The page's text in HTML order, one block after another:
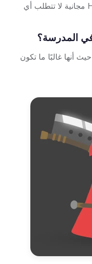
بالطبع! Ragdoll Hit هي لعبة HTML5 مجانية لا تتطلب أي
نعم، يمكنك الاستمتاع بـ Ragdoll Hit حيث أنها غالبًا ما تكون